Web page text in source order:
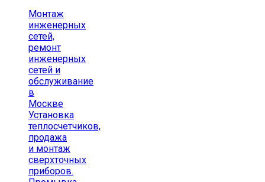
Монтаж
инженерных
сетей,
ремонт
инженерных
сетей и
обслуживание
в
Москве
Установка
теплосчетчиков,
продажа
и монтаж
сверхточных
приборов.